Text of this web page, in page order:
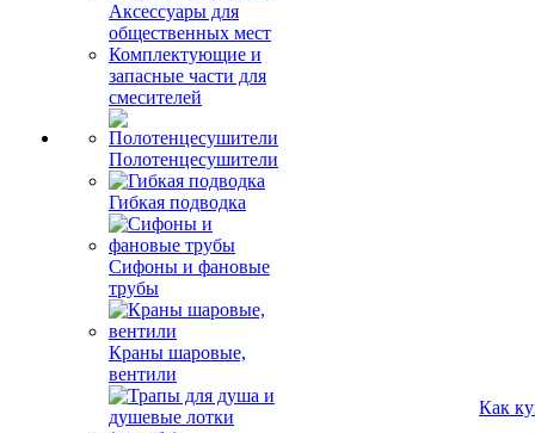
Аксессуары для
общественных мест
Комплектующие и
запасные части для
смесителей
Полотенцесушители
Гибкая подводка
Сифоны и фановые
трубы
Краны шаровые,
вентили
Как